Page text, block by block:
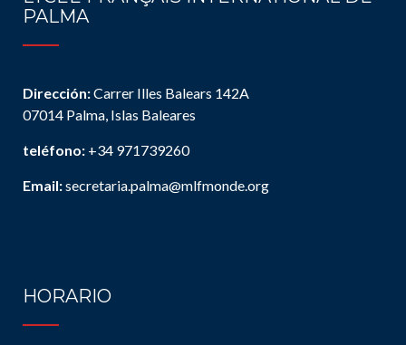
PALMA
Dirección:Carrer Illes Balears 142A
07014 Palma, Islas Baleares
teléfono: +34 971739260
Email:secretaria.palma@mlfmonde.org
HORARIO